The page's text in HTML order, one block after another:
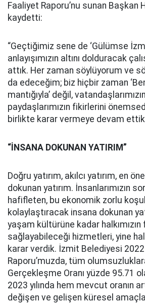
Faaliyet Raporu’nu sunan Başkan
kaydetti:
“Geçtiğimiz sene de ‘Gülümse
anlayışımızın altını dolduracak
attık. Her zaman söylüyorum ve
da edeceğim; biz hiçbir zaman
mantığıyla’ değil,
paydaşlarımızın fikirlerini
birlikte karar vermeye devam
“İNSANA DOKUNAN YATIRIM”
Doğru yatırım, akılcı yatırım, en
dokunan yatırım. İnsanlarımızın
hafifleten, bu ekonomik zorlu
kolaylaştıracak insana dokunan
yaşam kültürüne kadar halkımızın
sağlayabileceği hizmetleri, yine
karar verdik. İzmit Belediyesi 2022
Raporu’muzda, tüm
Gerçekleşme Oranı yüzde 95.71
2023 yılında hem mevcut oranın
değişen ve gelişen küresel